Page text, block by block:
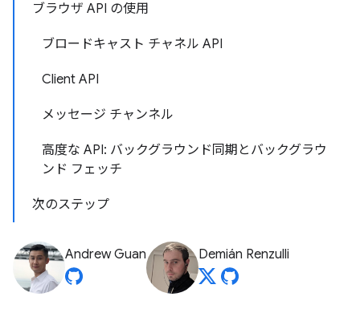
ブラウザ API の使用
ブロードキャスト チャネル API
Client API
メッセージ チャンネル
高度な API: バックグラウンド同期とバックグラウ
ンド フェッチ
次のステップ
Andrew Guan Demián Renzulli